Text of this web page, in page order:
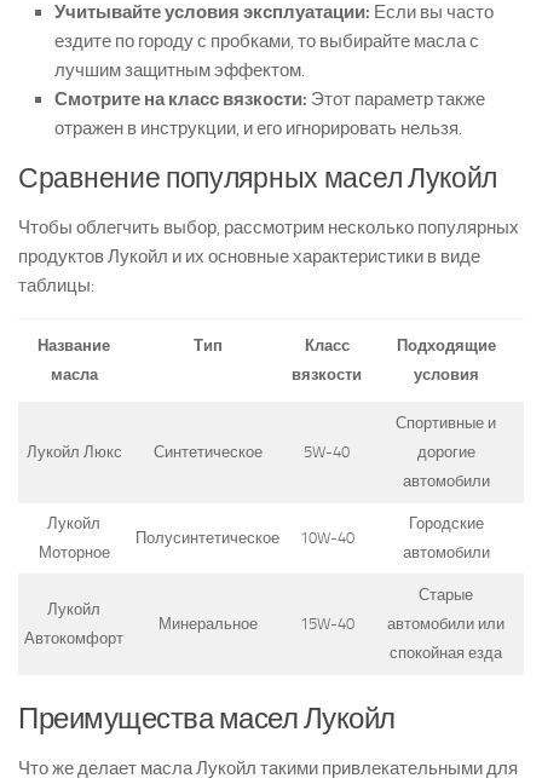
Учитывайте условия эксплуатации: Если вы часто
ездите по городу с пробками, то выбирайте масла с
лучшим защитным эффектом.
Смотрите на класс вязкости: Этот параметр также
отражен в инструкции, и его игнорировать нельзя.
Сравнение популярных масел Лукойл
Чтобы облегчить выбор, рассмотрим несколько популярных
продуктов Лукойл и их основные характеристики в виде
таблицы:
Название
масла
Тип
Класс
вязкости
Подходящие
условия
Лукойл Люкс Синтетическое 5W-40
Спортивные и
дорогие
автомобили
Лукойл
Моторное
Полусинтетическое 10W-40
Городские
автомобили
Лукойл
Автокомфорт
Минеральное 15W-40
Старые
автомобили или
спокойная езда
Преимущества масел Лукойл
Что же делает масла Лукойл такими привлекательными для